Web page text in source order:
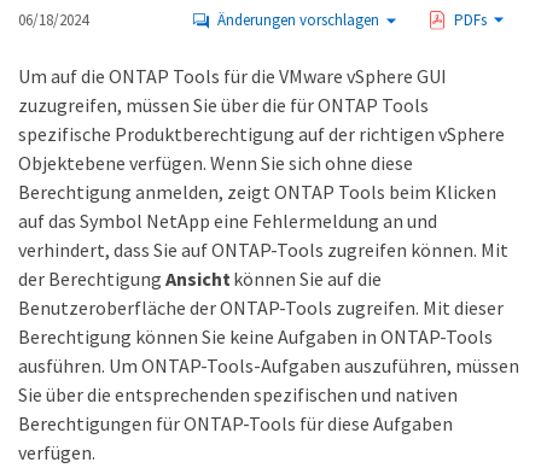
06/18/2024 Änderungen vorschlagen PDFs
Um auf die ONTAP Tools für die VMware vSphere GUI
zuzugreifen, müssen Sie über die für ONTAP Tools
spezifische Produktberechtigung auf der richtigen vSphere
Objektebene verfügen. Wenn Sie sich ohne diese
Berechtigung anmelden, zeigt ONTAP Tools beim Klicken
auf das Symbol NetApp eine Fehlermeldung an und
verhindert, dass Sie auf ONTAP-Tools zugreifen können. Mit
der Berechtigung Ansichtkönnen Sie auf die
Benutzeroberfläche der ONTAP-Tools zugreifen. Mit dieser
Berechtigung können Sie keine Aufgaben in ONTAP-Tools
ausführen. Um ONTAP-Tools-Aufgaben auszuführen, müssen
Sie über die entsprechenden spezifischen und nativen
Berechtigungen für ONTAP-Tools für diese Aufgaben
verfügen.